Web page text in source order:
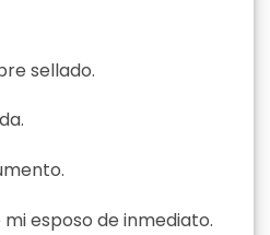
sellado.
esposo de inmediato.